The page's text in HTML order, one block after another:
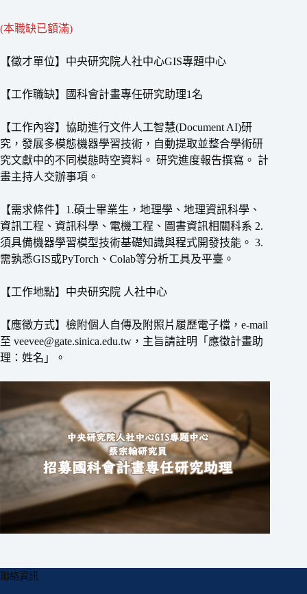
(本職缺已額滿)
【徵才單位】中央研究院人社中心GIS專題中心
【工作職缺】國科會計畫專任研究助理1名
【工作內容】協助進行文件人工智慧(Document AI)研
究，發展多模態機器學習技術，自動提取並整合學術研
究文獻中的不同模態時空資料。 研究進度報告撰寫。 計
畫主持人交辦事項。
【需求條件】1.碩士畢業生，地理學、地理資訊科學、
資訊工程、資訊科學、電機工程、圖書資訊相關科系 2.
須具備機器學習模型技術基礎知識與程式開發技能。 3.
需孰悉GIS或PyTorch、Colab等分析工具及平臺。
【工作地點】中央研究院 人社中心
【應徵方式】檢附個人自傳及附照片履歷電子檔，e-mail
至 veevee@gate.sinica.edu.tw，主旨請註明「應徵計畫助
理：姓名」。
聯絡資訊